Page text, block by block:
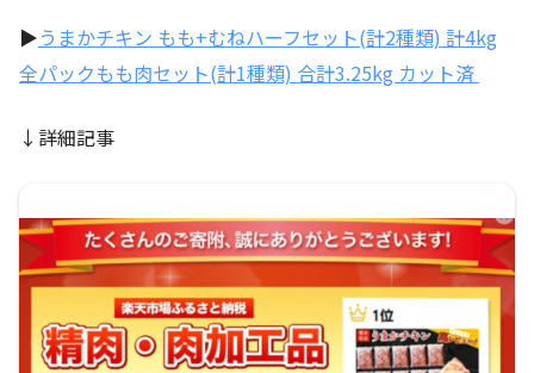
▶うまかチキン もも+むねハーフセット(計2種類) 計4kg
全パックもも肉セット(計1種類) 合計3.25kg カット済
↓詳細記事